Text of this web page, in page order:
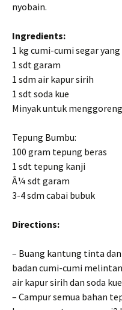
nyobain.
Ingredients:
1 kg cumi-cumi segar
1 sdt garam
1 sdm air kapur sirih
1 sdt soda kue
Minyak untuk menggoreng
Tepung Bumbu:
100 gram tepung beras
1 sdt tepung kanji
Â¼ sdt garam
3-4 sdm cabai bubuk
Directions:
– Buang kantung tinta
badan cumi-cumi
air kapur sirih dan soda
– Campur semua bahan